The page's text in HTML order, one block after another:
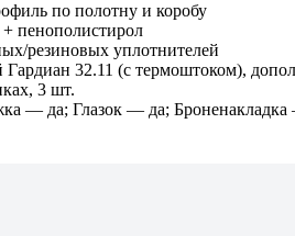
по полотну и коробу
+ пенополистирол
резиновых уплотнителей
32.11 (с термоштоком),
3 шт.
— да; Глазок — да;